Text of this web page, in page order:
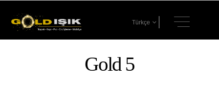
Türkçe
Gold 5